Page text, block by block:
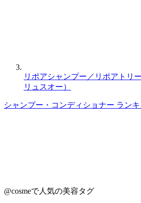
リポアシャンプー／リポアトリ
リュスオー）
シャンプー・コンディショナー ラン
@cosmeで人気の美容タグ